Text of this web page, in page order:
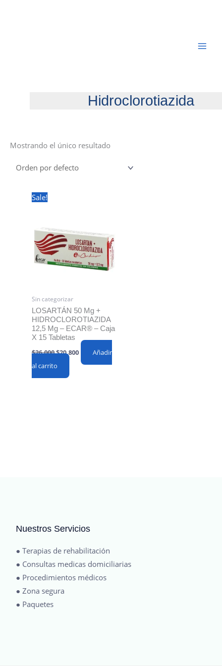
Hidroclorotiazida
Mostrando el único resultado
Sale!
Sin categorizar
LOSARTÁN 50 Mg +
HIDROCLOROTIAZIDA
12,5 Mg – ECAR® – Caja
X 15 Tabletas
$26,000Original
price
was:
$26,000.
$20,800Current
price
is:
Añadir
al carrito
Nuestros Servicios
● Terapias de rehabilitación
● Consultas medicas domiciliarias
● Procedimientos médicos
● Zona segura
● Paquetes